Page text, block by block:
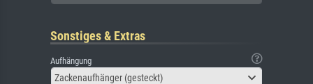
Sonstiges & Extras
Aufhängung
Zackenaufhänger (gesteckt)